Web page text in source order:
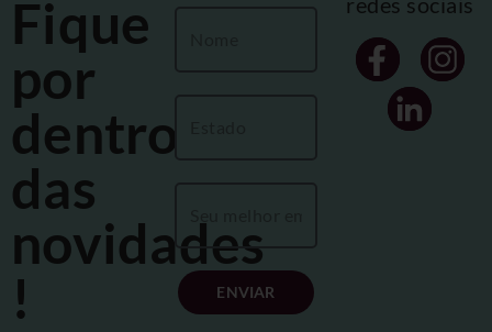
Fique
por
dentro
das
novidades
!
ENVIAR